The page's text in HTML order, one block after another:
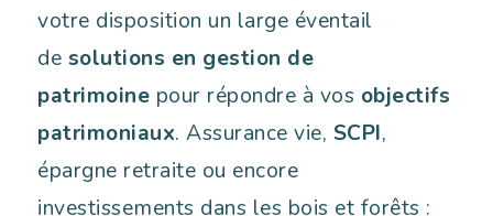
votre disposition un large éventail
de solutions en gestion de
patrimoine pour répondre à vos objectifs
patrimoniaux. Assurance vie, SCPI,
épargne retraite ou encore
investissements dans les bois et forêts :